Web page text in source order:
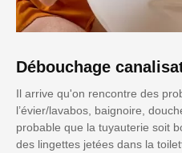
Débouchage
Il arrive qu'on rencontre des
l’évier/lavabos, baignoire,
probable que la tuyauterie soit
des lingettes jetées dans la